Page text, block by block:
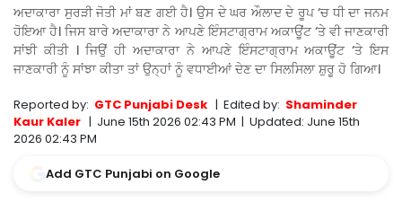
ਅਦਾਕਾਰਾ ਸੁਰੜੀ ਜੋਤੀ ਮਾਂ ਬਣ ਗਈ ਹੈ। ਉਸ ਦੇ ਘਰ ਔਲਾਦ ਦੇ ਰੂਪ ‘ਚ ਧੀ ਦਾ ਜਨਮ
ਹੋਇਆ ਹੈ। ਜਿਸ ਬਾਰੇ ਅਦਾਕਾਰਾ ਨੇ ਆਪਣੇ ਇੰਸਟਾਗ੍ਰਾਮ ਅਕਾਊਂਟ ‘ਤੇ ਵੀ ਜਾਣਕਾਰੀ
ਸਾਂਝੀ ਕੀਤੀ । ਜਿਉਂ ਹੀ ਅਦਾਕਾਰਾ ਨੇ ਆਪਣੇ ਇੰਸਟਾਗ੍ਰਾਮ ਅਕਾਊਂਟ ‘ਤੇ ਇਸ
ਜਾਣਕਾਰੀ ਨੂੰ ਸਾਂਝਾ ਕੀਤਾ ਤਾਂ ਉਨ੍ਹਾਂ ਨੂੰ ਵਧਾਈਆਂ ਦੇਣ ਦਾ ਸਿਲਸਿਲਾ ਸ਼ੁਰੂ ਹੋ ਗਿਆ।
Reported by: GTC Punjabi Desk | Edited by: Shaminder
Kaur Kaler | June 15th 2026 02:43 PM | Updated: June 15th
2026 02:43 PM
Add GTC Punjabi on Google